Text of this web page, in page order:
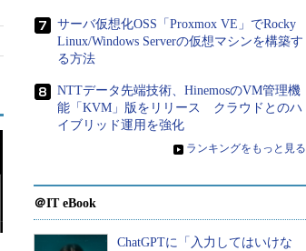
サーバ仮想化OSS「Proxmox VE」でRocky
Linux/Windows Serverの仮想マシンを構築す
る方法
NTTデータ先端技術、HinemosのVM管理機
能「KVM」版をリリース クラウドとのハ
イブリッド運用を強化
» ランキングをもっと見る
＠IT eBook
ChatGPTに「入力してはいけな